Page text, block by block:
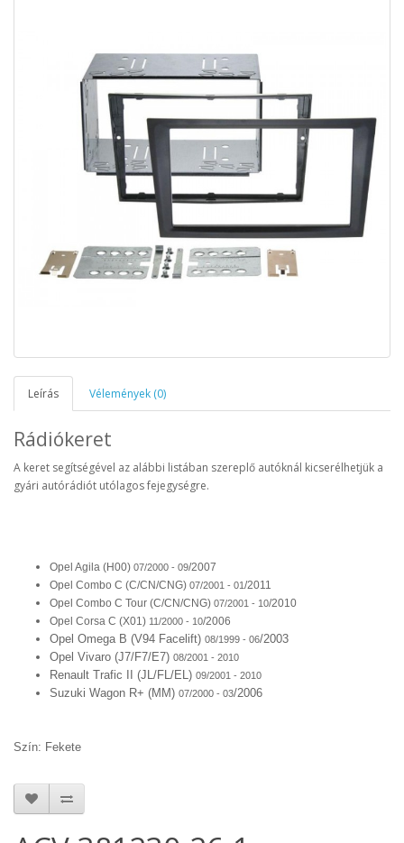
Leírás Vélemények (0)
Rádiókeret
A keret segítségével az alábbi listában szereplő autóknál kicserélhetjük a
gyári autórádiót utólagos fejegységre.
Opel Agila (H00) 07/2000 - 09/2007
Opel Combo C (C/CN/CNG) 07/2001 - 01 /2011
Opel Combo C Tour (C/CN/CNG) 07/2001 - 10/2010
Opel Corsa C (X01) 11/2000 - 10/2006
Opel Omega B (V94 Facelift) 08/1999 - 06/2003
Opel Vivaro (J7/F7/E7) 08/2001 - 2010
Renault Trafic II (JL/FL/EL) 09/2001 - 2010
Suzuki Wagon R+ (MM) 07/2000 - 03/2006
Szín: Fekete